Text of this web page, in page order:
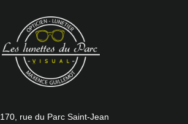
170, rue du Parc Saint-Jean